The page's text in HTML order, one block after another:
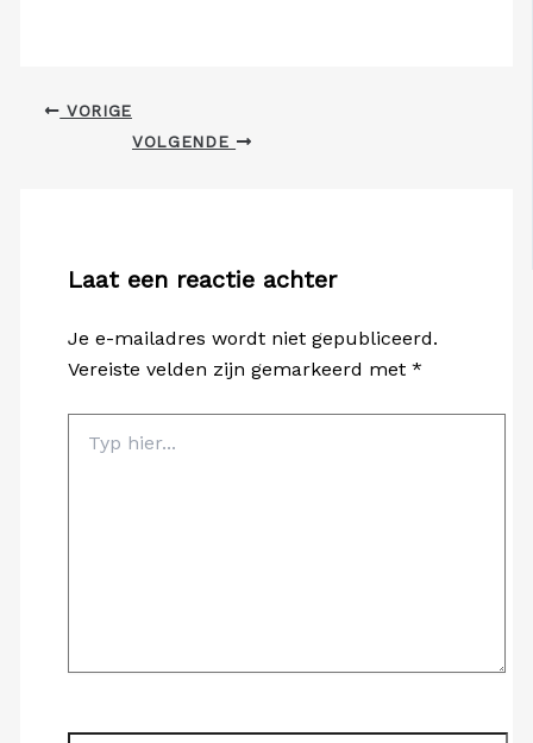
VORIGE
VOLGENDE
Laat een reactie achter
Je e-mailadres wordt niet gepubliceerd.
Vereiste velden zijn gemarkeerd met *
hier...